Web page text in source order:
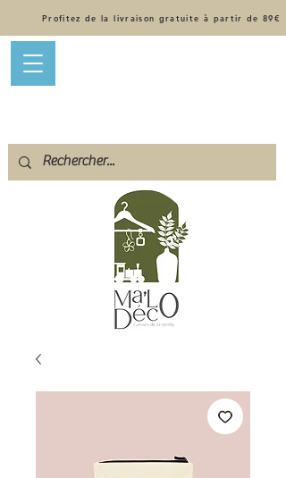
Profitez de la livraison gratuite à partir de 89€